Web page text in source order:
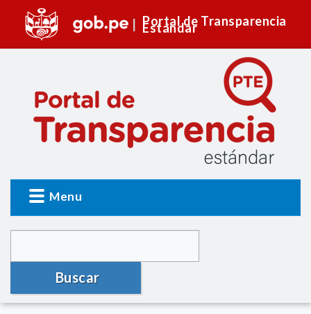
Portal de Transparencia
Estándar
Menu
Buscar